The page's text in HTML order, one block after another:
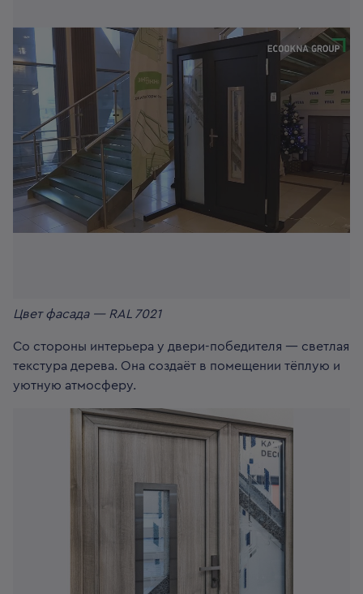
Цвет фасада — RAL 7021
Со стороны интерьера у двери-победителя — светлая
текстура дерева. Она создаёт в помещении тёплую и
уютную атмосферу.